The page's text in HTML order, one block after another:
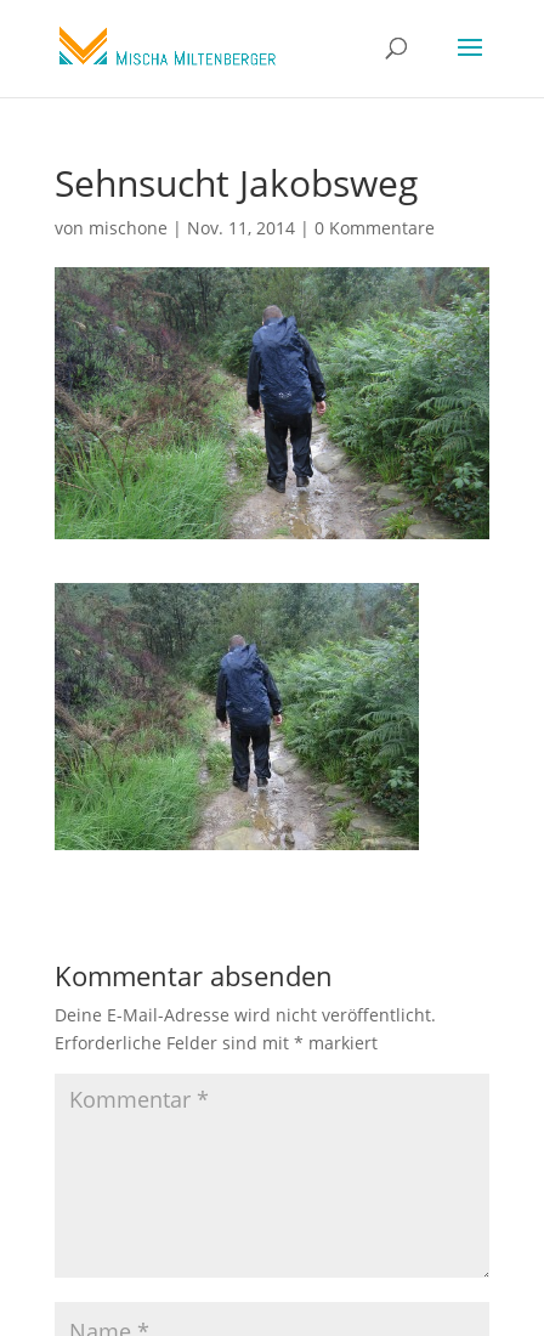
Sehnsucht Jakobsweg
von mischone | Nov. 11, 2014| 0 Kommentare
Kommentar absenden
Deine E-Mail-Adresse wird nicht veröffentlicht.
Erforderliche Felder sind mit * markiert